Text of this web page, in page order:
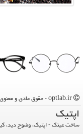
اپتیك
ساخت عینک - اپتیک، وضوح دید،